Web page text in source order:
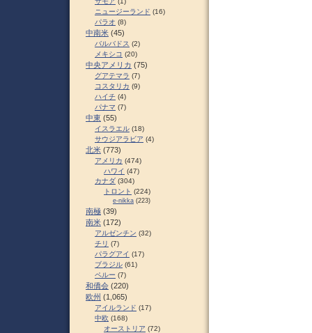
ニュージーランド (16)
パラオ (8)
中南米 (45)
バルバドス (2)
メキシコ (20)
中央アメリカ (75)
グアテマラ (7)
コスタリカ (9)
ハイチ (4)
パナマ (7)
中東 (55)
イスラエル (18)
サウジアラビア (4)
北米 (773)
アメリカ (474)
ハワイ (47)
カナダ (304)
トロント (224)
e-nikka (223)
南極 (39)
南米 (172)
アルゼンチン (32)
チリ (7)
パラグアイ (17)
ブラジル (61)
ペルー (7)
和僑会 (220)
欧州 (1,065)
アイルランド (17)
中欧 (168)
オーストリア (72)